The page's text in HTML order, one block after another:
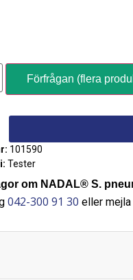
Förfrågan (flera
101590
Tester
om NADAL® S.
042-300 91 30 eller mejla